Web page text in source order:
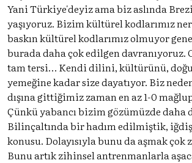
Yani Türkiye'deyiz ama biz aslında
yaşıyoruz. Bizim kültürel kodlarımız
baskın kültürel kodlarımız olmuyor
burada daha çok edilgen davranıyoruz.
tam tersi… Kendi dilini, kültürünü,
yemeğine kadar size dayatıyor. Biz
dışına gittiğimiz zaman en az 1-0
Çünkü yabancı bizim gözümüzde daha
Bilinçaltında bir hadım edilmiştik,
konusu. Dolayısıyla bunu da aşmak çok
Bunu artık zihinsel antrenmanlarla